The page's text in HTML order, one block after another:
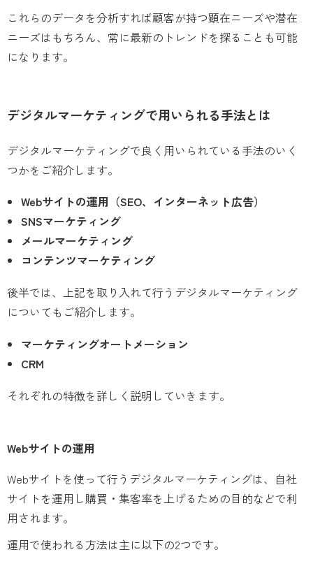
これらのデータを分析すれば顧客が持つ顕在ニーズや潜在
ニーズはもちろん、常に最新のトレンドを探ることも可能
になります。
デジタルマーケティングで用いられる手法とは
デジタルマーケティングで良く用いられている手法のいく
つかをご紹介します。
Webサイトの運用（SEO、インターネット広告）
SNSマーケティング
メールマーケティング
コンテンツマーケティング
後半では、上記を取り入れて行うデジタルマーケティング
についてもご紹介します。
マーケティングオートメーション
CRM
それぞれの特徴を詳しく説明していきます。
Webサイトの運用
Webサイトを使って行うデジタルマーケティングは、自社
サイトを運用し購買・集客率を上げるための目的などで利
用されます。
運用で使われる方法は主に以下の2つです。